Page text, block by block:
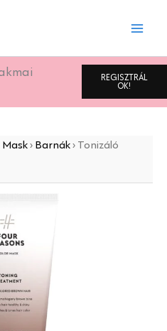
REGISZTRÁL
OK!
Mask› Barnák› Tonizáló